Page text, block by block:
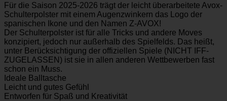
Für die Saison 2025-2026 trägt der leicht überarbeitete Avox-
Schulterpolster mit einem Augenzwinkern das Logo der
spanischen Ikone und den Namen Z-AVOX!
Der Schulterpolster ist für alle Tricks und andere Moves
konzipiert, jedoch nur außerhalb des Spielfelds. Das heißt,
unter Berücksichtigung der offiziellen Spiele (NICHT IFF-
ZUGELASSEN) ist sie in allen anderen Wettbewerben fast
schon ein Muss.
Ideale Balltasche
Leicht und gutes Gefühl
Entworfen für Spaß und Kreativität